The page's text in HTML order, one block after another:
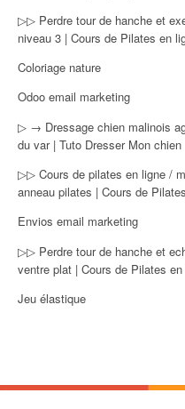
▷▷ Perdre tour de hanche et
niveau 3 | Cours de Pilates en
Coloriage nature
Odoo email marketing
▷ → Dressage chien malinois
du var | Tuto Dresser Mon chien
▷▷ Cours de pilates en ligne /
anneau pilates | Cours de
Envios email marketing
▷▷ Perdre tour de hanche et
ventre plat | Cours de Pilates
Jeu élastique